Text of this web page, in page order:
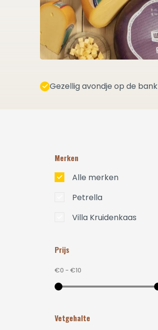
Gezellig avondje op de bank
Merken
Alle merken
Petrella
Villa Kruidenkaas
Prijs
€0 - €10
Vetgehalte